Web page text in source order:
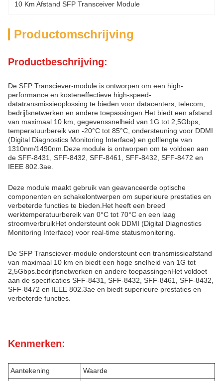
10 Km Afstand SFP Transceiver Module
Productomschrijving
Productbeschrijving:
De SFP Transciever-module is ontworpen om een high-
performance en kosteneffectieve high-speed-
datatransmissieoplossing te bieden voor datacenters, telecom,
bedrijfsnetwerken en andere toepassingen.Het biedt een afstand
van maximaal 10 km, gegevenssnelheid van 1G tot 2,5Gbps,
temperatuurbereik van -20°C tot 85°C, ondersteuning voor DDMI
(Digital Diagnostics Monitoring Interface) en golflengte van
1310nm/1490nm.Deze module is ontworpen om te voldoen aan
de SFF-8431, SFF-8432, SFF-8461, SFF-8432, SFF-8472 en
IEEE 802.3ae.
Deze module maakt gebruik van geavanceerde optische
componenten en schakelontwerpen om superieure prestaties en
verbeterde functies te bieden.Het heeft een breed
werktemperatuurbereik van 0°C tot 70°C en een laag
stroomverbruikHet ondersteunt ook DDMI (Digital Diagnostics
Monitoring Interface) voor real-time statusmonitoring.
De SFP Transciever-module ondersteunt een transmissieafstand
van maximaal 10 km en biedt een hoge snelheid van 1G tot
2,5Gbps.bedrijfsnetwerken en andere toepassingenHet voldoet
aan de specificaties SFF-8431, SFF-8432, SFF-8461, SFF-8432,
SFF-8472 en IEEE 802.3ae en biedt superieure prestaties en
verbeterde functies.
Kenmerken:
Aantekening Waarde